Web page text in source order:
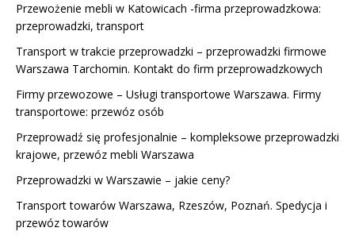
Przewożenie mebli w Katowicach -firma przeprowadzkowa:
przeprowadzki, transport
Transport w trakcie przeprowadzki – przeprowadzki firmowe
Warszawa Tarchomin. Kontakt do firm przeprowadzkowych
Firmy przewozowe – Usługi transportowe Warszawa. Firmy
transportowe: przewóz osób
Przeprowadź się profesjonalnie – kompleksowe przeprowadzki
krajowe, przewóz mebli Warszawa
Przeprowadzki w Warszawie – jakie ceny?
Transport towarów Warszawa, Rzeszów, Poznań. Spedycja i
przewóz towarów